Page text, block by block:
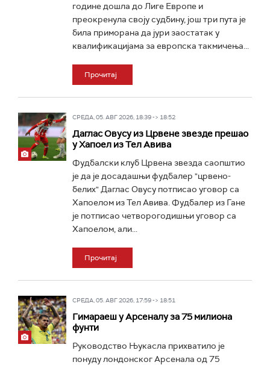
године дошла до Лиге Европе и
преокренула своју судбину, још три пута је
била приморана да јури заостатак у
квалификацијама за европска такмичења...
Прочитај
СРЕДА, 05. АВГ 2026, 18:39 -> 18:52
Даглас Овусу из Црвене звезде прешао
у Хапоел из Тел Авива
Фудбалски клуб Црвена звезда саопштио
је да је досадашњи фудбалер "црвено-
белих" Даглас Овусу потписао уговор са
Хапоелом из Тел Авива. Фудбалер из Гане
је потписао четворогодишњи уговор са
Хапоелом, али...
Прочитај
СРЕДА, 05. АВГ 2026, 17:59 -> 18:51
Гимараеш у Арсеналу за 75 милиона
фунти
Руководство Њукасла прихватило је
понуду лондонског Арсенала од 75